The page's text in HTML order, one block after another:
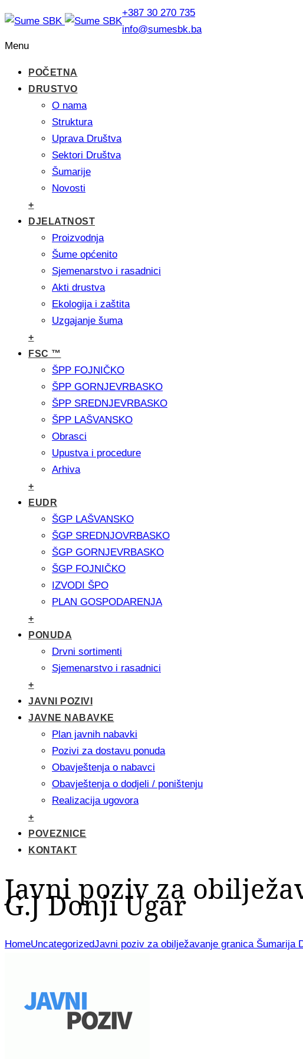
+387 30 270 735
info@sumesbk.ba
Menu
POČETNA
DRUSTVO
O nama
Struktura
Uprava Društva
Sektori Društva
Šumarije
Novosti
+
DJELATNOST
Proizvodnja
Šume općenito
Sjemenarstvo i rasadnici
Akti drustva
Ekologija i zaštita
Uzgajanje šuma
+
FSC ™
ŠPP FOJNIČKO
ŠPP GORNJEVRBASKO
ŠPP SREDNJEVRBASKO
ŠPP LAŠVANSKO
Obrasci
Upustva i procedure
Arhiva
+
EUDR
ŠGP LAŠVANSKO
ŠGP SREDNJOVRBASKO
ŠGP GORNJEVRBASKO
ŠGP FOJNIČKO
IZVODI ŠPO
PLAN GOSPODARENJA
+
PONUDA
Drvni sortimenti
Sjemenarstvo i rasadnici
+
JAVNI POZIVI
JAVNE NABAVKE
Plan javnih nabavki
Pozivi za dostavu ponuda
Obavještenja o nabavci
Obavještenja o dodjeli / poništenju
Realizacija ugovora
+
POVEZNICE
KONTAKT
Javni poziv za
G.J Donji Ugar
HomeUncategorizedJavni poziv za obilježavanje granica Šumarija